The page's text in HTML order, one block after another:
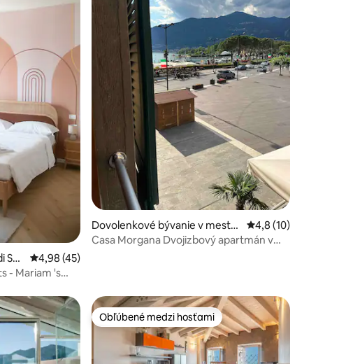
hodnotení: 96
Sol
Priemerné ohodnotenie 4,98 z 5, počet hodnotení: 45
4,98 (45)
- Mariam 's
Dovolenkové bývanie v meste
Pisogne
Priemerné
4,8 (10)
Casa Morgana Dvojizbový apartmán v
Obľúbené medzi hosťami
Obľúbené medzi hosťami